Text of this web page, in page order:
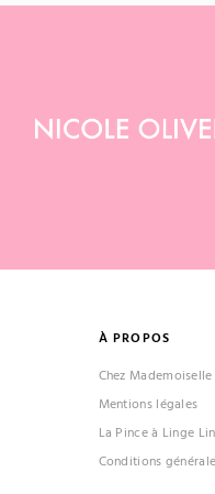
À PROPOS
Chez
Mentions légales
La Pince à Linge
Conditions